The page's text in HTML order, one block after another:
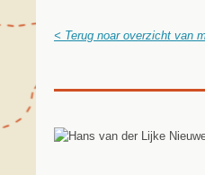
< Terug noar overzicht van